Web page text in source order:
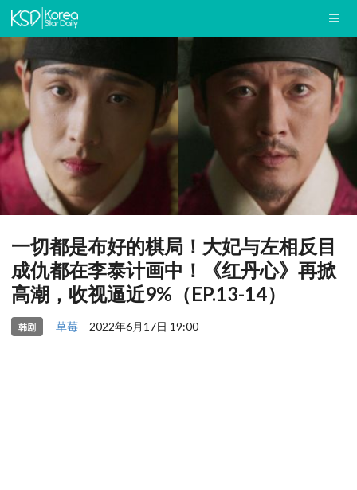
一切都是布好的棋局！大妃与左相反目
成仇都在李泰计画中！《红丹心》再掀
高潮，收视逼近9%（EP.13-14）
韩剧 草莓 2022年6月17日 19:00